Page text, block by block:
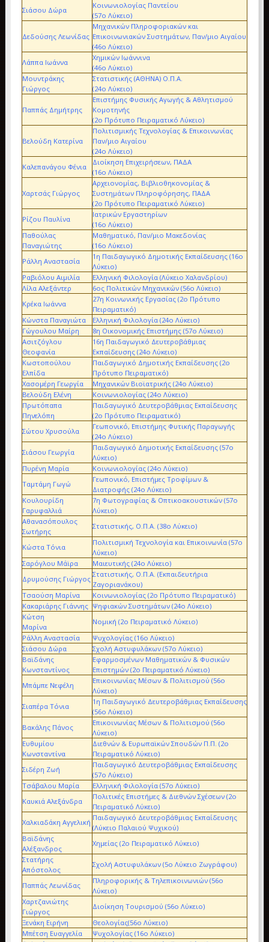
Σιάσου Δώρα
Κοινωνιολογίας Παντείου
(57ο Λύκειο)
Δεδούσης Λεωνίδας
Μηχανικών Πληροφοριακών και
Επικοινωνιακών Συστημάτων, Παν/μιο Αιγαίου
(46ο Λύκειο)
Λάππα Ιωάννα
Χημικών Ιωάννινα
(46ο Λύκειο)
Μουντράκης
Γιώργος
Στατιστικής (ΑΘΗΝΑ) Ο.Π.Α.
(24ο Λύκειο)
Παππάς Δημήτρης
Επιστήμης Φυσικής Αγωγής & Αθλητισμού
Κομοτηνής
(2ο Πρότυπο Πειραματικό Λύκειο)
Βελούδη Κατερίνα
Πολιτισμικής Τεχνολογίας & Επικοινωνίας
Παν/μιο Αιγαίου
(24ο Λύκειο)
Καλεπανάγου Φένια
Διοίκηση Επιχειρήσεων, ΠΑΔΑ
(16ο Λύκειο)
Χαρτσάς Γιώργος
Αρχειονομίας, Βιβλιοθηκονομίας &
Συστημάτων Πληροφόρησης, ΠΑΔΑ
(2ο Πρότυπο Πειραματικό Λύκειο)
Ρίζου Παυλίνα
Ιατρικών Εργαστηρίων
(16ο Λύκειο)
Παθούλας
Παναγιώτης
Μαθηματικό, Παν/μιο Μακεδονίας
(16ο Λύκειο)
Ράλλη Αναστασία
1η Παιδαγωγικό Δημοτικής Εκπαίδευσης (16ο
Λύκειο)
Ραβιόλου Αιμιλία
Ελληνική Φιλολογία (Λύκειο Χαλανδρίου)
Λίλα Αλεξάντερ
6ος Πολιτικών Μηχανικών (56ο Λύκειο)
Κρέκα Ιωάννα
27η Κοινωνικής Εργασίας (2ο Πρότυπο
Πειραματικό)
Κώνστα Παναγιώτα
Ελληνική Φιλολογία (24ο Λύκειο)
Γώγουλου Μαίρη
8η Οικονομικής Επιστήμης (57ο Λύκειο)
Ασιτζόγλου
Θεοφανία
16η Παιδαγωγικό Δευτεροβάθμιας
Εκπαίδευσης (24ο Λύκειο)
Κωστοπούλου
Ελπίδα
Παιδαγωγικό Δημοτικής Εκπαίδευσης (2ο
Πρότυπο Πειραματικό)
Χασομέρη Γεωργία
Μηχανικών Βιοϊατρικής (24ο Λύκειο)
Βελούδη Ελένη
Κοινωνιολογίας (24ο Λύκειο)
Πρωτόπαπα
Πηνελόπη
Παιδαγωγικό Δευτεροβάθμιας Εκπαίδευσης
(2ο Πρότυπο Πειραματικό)
Σώτου Χρυσούλα
Γεωπονικό, Επιστήμης Φυτικής Παραγωγής
(24ο Λύκειο)
Σιάσου Γεωργία
Παιδαγωγικό Δημοτικής Εκπαίδευσης (57ο
Λύκειο)
Πυρένη Μαρία
Κοινωνιολογίας (24ο Λύκειο)
Ταμτάμη Γωγώ
Γεωπονικό, Επιστήμες Τροφίμων &
Διατροφής (24ο Λύκειο)
Κουλουρίδη
Γαρυφαλλιά
7η Φωτογραφίας & Οπτικοακουστικών (57ο
Λύκειο)
Αθανασόπουλος
Σωτήρης
Στατιστικής, Ο.Π.Α. (38ο Λύκειο)
Κώστα Τόνια
Πολιτισμική Τεχνολογία και Επικοινωνία (57ο
Λύκειο)
Σαρόγλου Μάϊρα
Μαιευτικής (24ο Λύκειο)
Δρυμούσης Γιώργος
Στατιστικής, Ο.Π.Α. (Εκπαιδευτήρια
Ζαγοριανάκου)
Τσαούση Μαρίνα
Κοινωνιολογίας (2ο Πρότυπο Πειραματικό)
Κακαριάρης Γιάννης Ψηφιακών Συστημάτων (24ο Λύκειο)
Κώτση
Μαρίνα
Νομική (2ο Πειραματικό Λύκειο)
Ράλλη Αναστασία
Ψυχολογίας (16ο Λύκειο)
Σιάσου Δώρα
Σχολή Αστυφυλάκων (57ο Λύκειο)
Βαϊδάνης
Κωνσταντίνος
Εφαρμοσμένων Μαθηματικών & Φυσικών
Επιστημών (2ο Πειραματικό Λύκειο)
Μπάμπε Νεφέλη
Επικοινωνίας Μέσων & Πολιτισμού (56ο
Λύκειο)
Σιαπέρα Τόνια
1η Παιδαγωγικό Δευτεροβάθμιας Εκπαίδευσης
(56ο Λύκειο)
Βακάλης Πάνος
Επικοινωνίας Μέσων & Πολιτισμού (56ο
Λύκειο)
Ευθυμίου
Κωνσταντίνα
Διεθνών & Ευρωπαϊκών Σπουδών Π.Π. (2ο
Πειραματικό Λύκειο)
Σιδέρη Ζωή
Παιδαγωγικό Δευτεροβάθμιας Εκπαίδευσης
(57ο Λύκειο)
Τσάβαλου Μαρία
Ελληνική Φιλολογία (57ο Λύκειο)
Καυκιά Αλεξάνδρα
Πολιτικές Επιστήμες & Διεθνών Σχέσεων (2ο
Πειραματικό Λύκειο)
Χαλκιαδάκη Αγγελική
Παιδαγωγικό Δευτεροβάθμιας Εκπαίδευσης
(Λύκειο Παλαιού Ψυχικού)
Βαϊδάνης
Αλέξανδρος
Χημείας (2ο Πειραματικό Λύκειο)
Στατήρης
Απόστολος
Σχολή Αστυφυλάκων (5ο Λύκειο Ζωγράφου)
Παππάς Λεωνίδας
Πληροφορικής & Τηλεπικοινωνιών (56ο
Λύκειο)
Χαρτζανιώτης
Γιώργος
Διοίκηση Τουρισμού (56ο Λύκειο)
Ξενάκη Ειρήνη
Θεολογίας(56ο Λύκειο)
Μπέτση Ευαγγελία
Ψυχολογίας (16ο Λύκειο)